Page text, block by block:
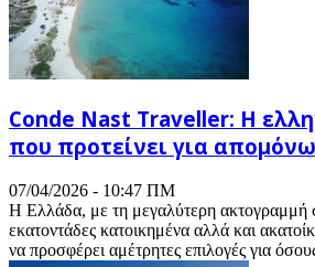
Conde Nast Traveller: Η
που προτείνει για
07/04/2026 - 10:47 ΠΜ
Η Ελλάδα, με τη μεγαλύτερη ακτογραμμή
εκατοντάδες κατοικημένα αλλά και
να προσφέρει αμέτρητες επιλογές για